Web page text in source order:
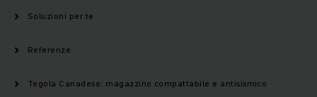
Soluzioni per te
Referenze
Tegola Canadese: magazzino compattabile e antisismico